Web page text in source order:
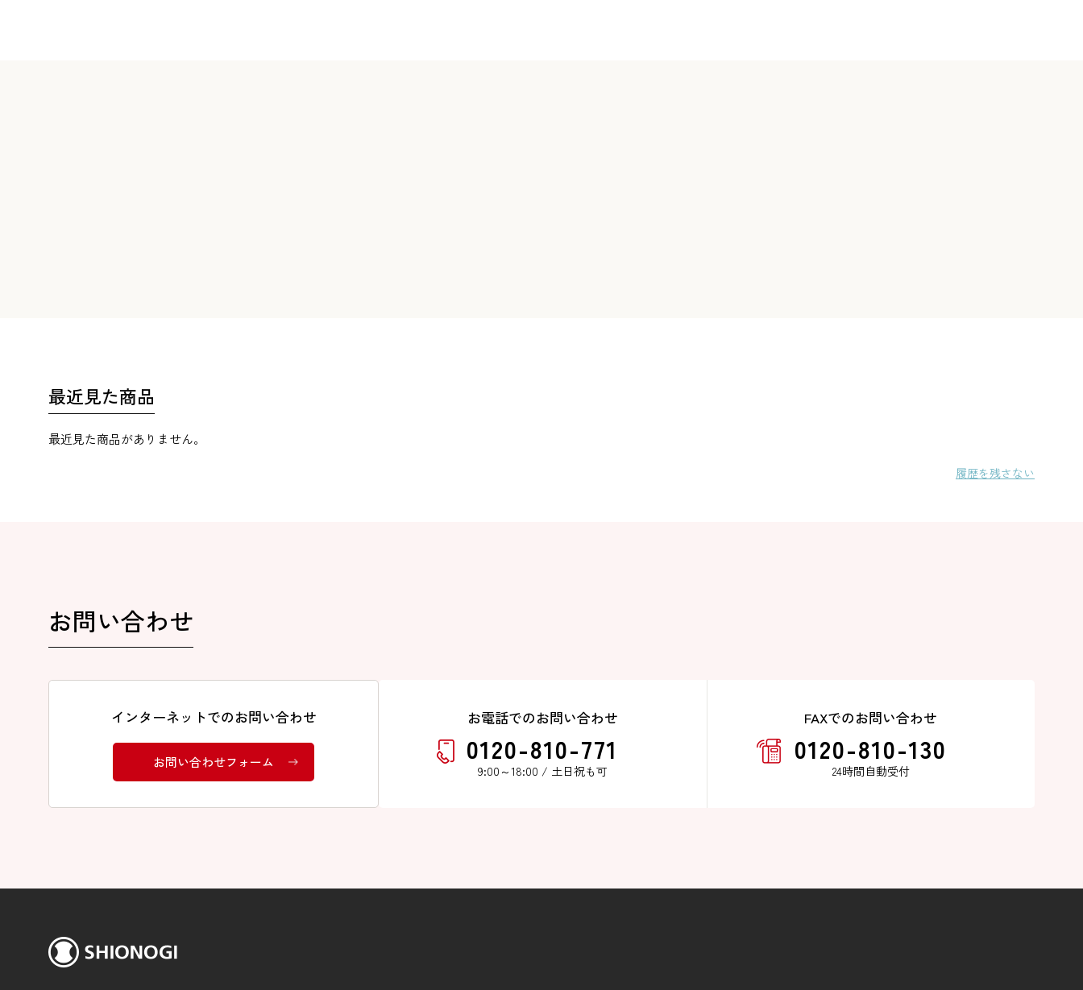
最近見た商品
最近見た商品がありません。
履歴を残さない
お問い合わせ
インターネットでのお問い合わせ
お問い合わせフォーム
お電話でのお問い合わせ
0120-810-771
9:00～18:00 / 土日祝も可
FAXでのお問い合わせ
0120-810-130
24時間自動受付